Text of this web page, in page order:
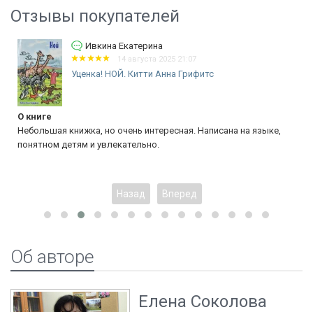
Отзывы покупателей
Ивкина Екатерина
14 августа 2025 21:07
Уценка! НОЙ. Китти Анна Грифитс
О книге
Небольшая книжка, но очень интересная. Написана на языке,
понятном детям и увлекательно.
Назад Вперед
Об авторе
Елена Соколова